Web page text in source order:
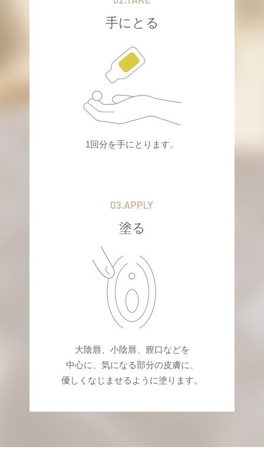
手にとる
1回分を手にとります。
塗る
大陰唇、小陰唇、膣口などを
中心に、気になる部分の皮膚に、
優しくなじませるように塗ります。